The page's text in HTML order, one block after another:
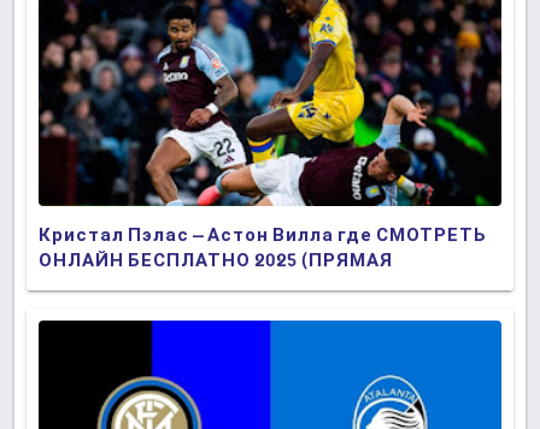
Кристал Пэлас – Астон Вилла где СМОТРЕТЬ
ОНЛАЙН БЕСПЛАТНО 2025 (ПРЯМАЯ
ТРАНСЛЯЦИЯ)